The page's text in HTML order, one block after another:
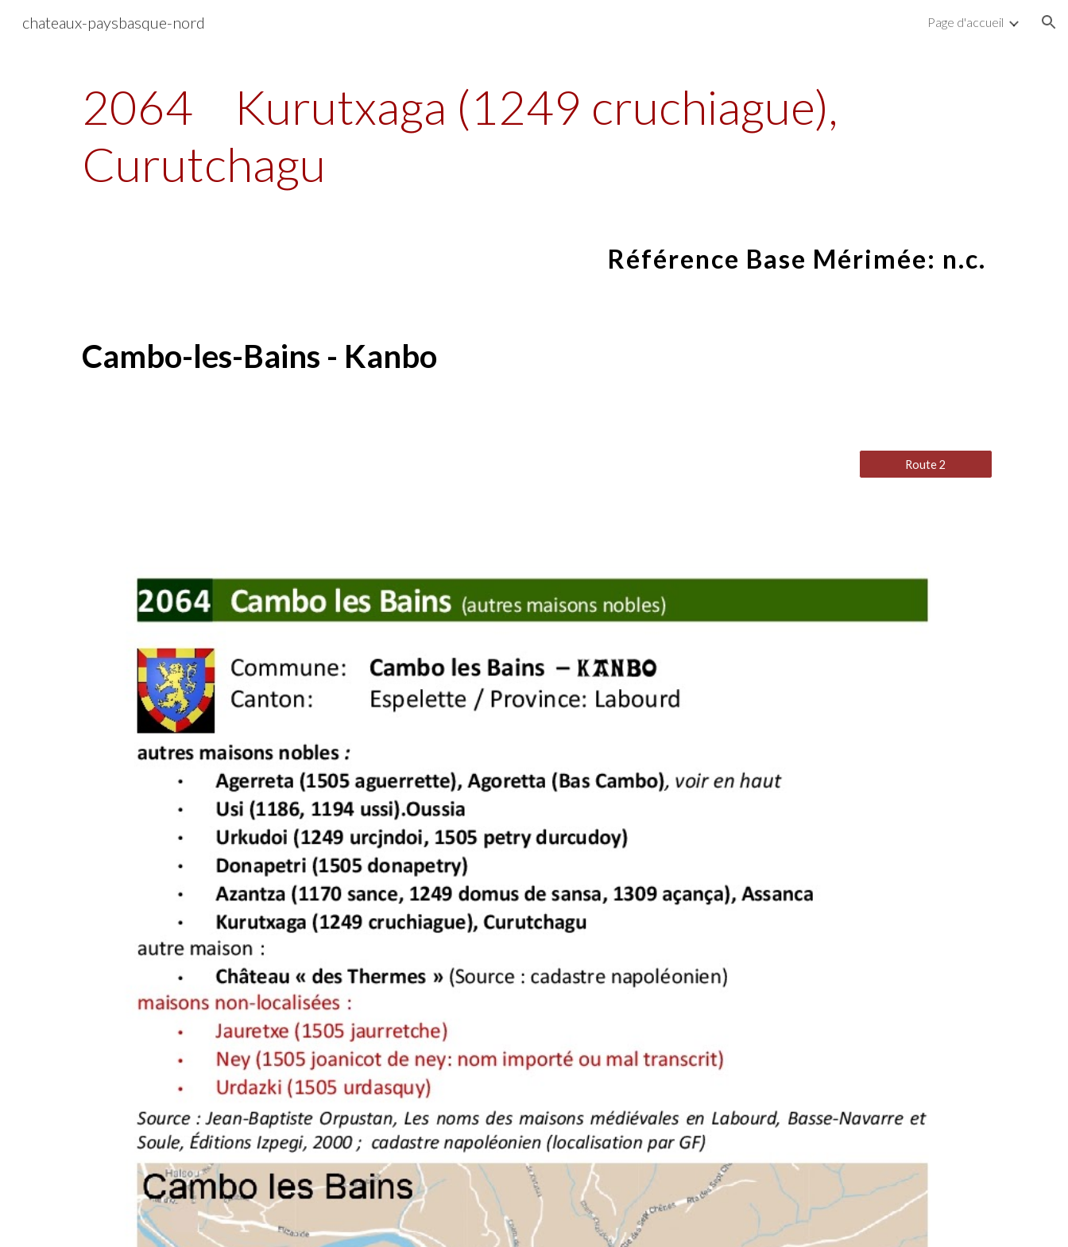
chateaux-paysbasque-nord Page d'accueil
2064
Kurutxaga (1249 cruchiague),
Curutchagu
Référence Base Mérimée: n.c.
Cambo-les-Bains - Kanbo
Route 2